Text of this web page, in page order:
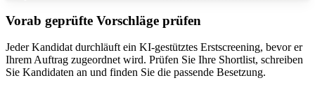
Vorab geprüfte Vorschläge prüfen
Jeder Kandidat durchläuft ein KI-gestütztes Erstscreening, bevor er
Ihrem Auftrag zugeordnet wird. Prüfen Sie Ihre Shortlist, schreiben
Sie Kandidaten an und finden Sie die passende Besetzung.